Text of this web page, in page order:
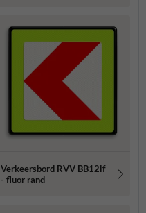
Verkeersbord RVV BB12lf
- fluor rand